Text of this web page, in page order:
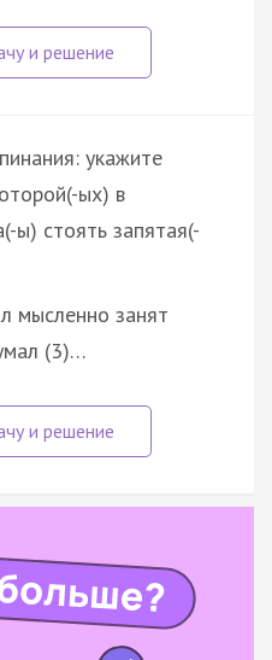
укажите
ых) в
ы) стоять запятая(-
мысленно занят
(3)…